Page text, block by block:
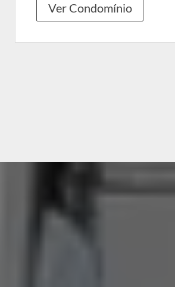
Ver Condomínio